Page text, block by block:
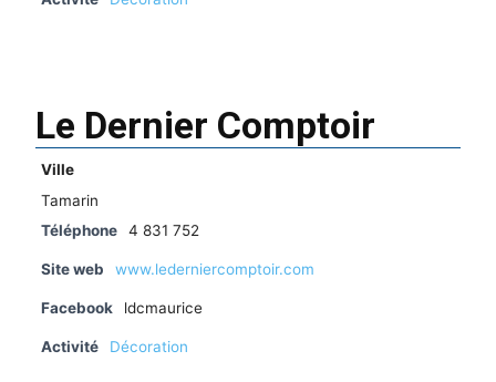
Le Dernier Comptoir
Ville
Tamarin
Téléphone
4 831 752
Site web www.lederniercomptoir.com
Facebook ldcmaurice
Activité Décoration